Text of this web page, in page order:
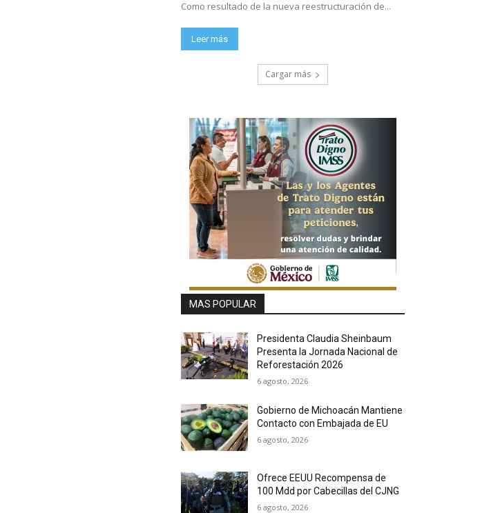
Como resultado de la nueva reestructuración de...
Leer más
Cargar más
MAS POPULAR
Presidenta Claudia Sheinbaum
Presenta la Jornada Nacional de
Reforestación 2026
6 agosto, 2026
Gobierno de Michoacán Mantiene
Contacto con Embajada de EU
6 agosto, 2026
Ofrece EEUU Recompensa de
100 Mdd por Cabecillas del CJNG
6 agosto, 2026